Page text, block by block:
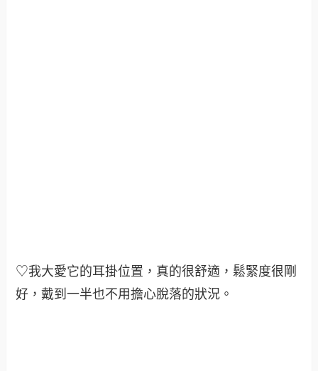
♡我大愛它的耳掛位置，真的很舒適，鬆緊度很剛
好，戴到一半也不用擔心脫落的狀況。